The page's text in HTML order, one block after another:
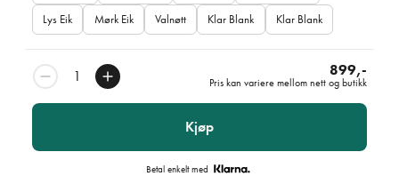
Lys Eik
Mørk Eik Valnøtt Klar Blank Klar Blank
899,-
Pris kan variere mellom nett og butikk
Kjøp
Betal enkelt med